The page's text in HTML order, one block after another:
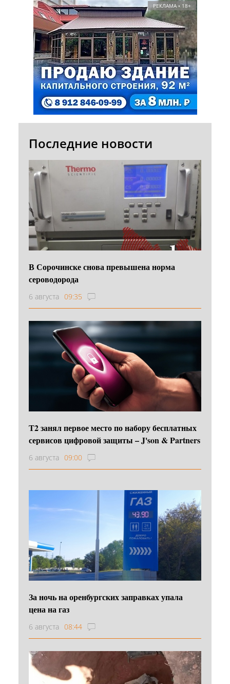
РЕКЛАМА • 18+
Последние новости
В Сорочинске снова превышена норма
сероводорода
6 августа 09:35
Т2 занял первое место по набору бесплатных
сервисов цифровой защиты – J'son & Partners
6 августа 09:00
За ночь на оренбургских заправках упала
цена на газ
6 августа 08:44